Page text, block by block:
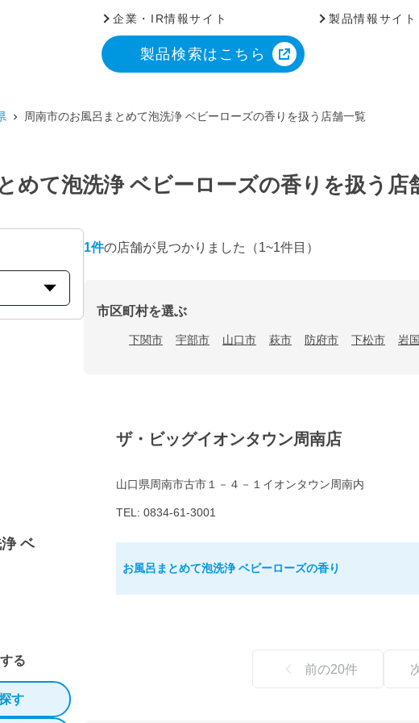
企業・IR情報サイト 製品情報サイト
製品検索はこちら
周南市のお風呂まとめて泡洗浄 ベビーローズの香りを扱う店舗一覧
めて泡洗浄 ベビーローズの香りを扱う店
ベ
る
す
1件の店舗が見つかりました （1~1件目）
市区町村を選ぶ
下関市 宇部市 山口市 萩市 防府市 下松市 岩
ザ・ビッグイオンタウン周南店
山口県周南市古市１－４－１イオンタウン周南内
TEL: 0834-61-3001
お風呂まとめて泡洗浄 ベビーローズの香り
前の20件